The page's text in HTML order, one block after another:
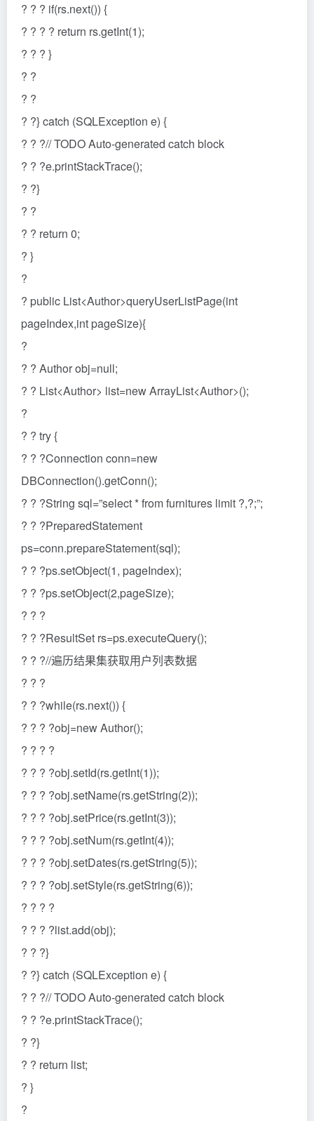
? ? ? if(rs.next()) {
? ? ? ? return rs.getInt(1);
? ? ? }
? ?
? ?
? ?} catch (SQLException e) {
? ? ?// TODO Auto-generated catch block
? ? ?e.printStackTrace();
? ?}
? ?
? ? return 0;
? }
?
? public List<Author>queryUserListPage(int
pageIndex,int pageSize){
?
? ? Author obj=null;
? ? List<Author> list=new ArrayList<Author>();
?
? ? try {
? ? ?Connection conn=new
DBConnection().getConn();
? ? ?String sql=”select * from furnitures limit ?,?;”;
? ? ?PreparedStatement
ps=conn.prepareStatement(sql);
? ? ?ps.setObject(1, pageIndex);
? ? ?ps.setObject(2,pageSize);
? ? ?
? ? ?ResultSet rs=ps.executeQuery();
? ? ?//遍历结果集获取用户列表数据
? ? ?
? ? ?while(rs.next()) {
? ? ? ?obj=new Author();
? ? ? ?
? ? ? ?obj.setId(rs.getInt(1));
? ? ? ?obj.setName(rs.getString(2));
? ? ? ?obj.setPrice(rs.getInt(3));
? ? ? ?obj.setNum(rs.getInt(4));
? ? ? ?obj.setDates(rs.getString(5));
? ? ? ?obj.setStyle(rs.getString(6));
? ? ? ?
? ? ? ?list.add(obj);
? ? ?}
? ?} catch (SQLException e) {
? ? ?// TODO Auto-generated catch block
? ? ?e.printStackTrace();
? ?}
? ? return list;
? }
?